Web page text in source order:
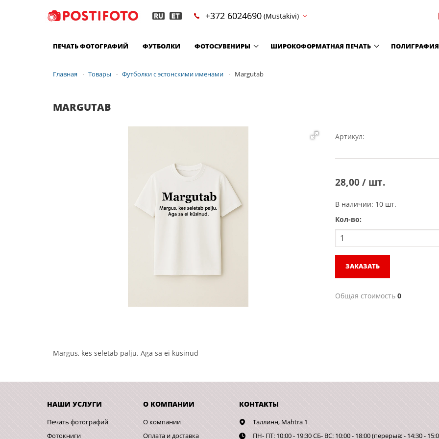
+372 6024690 (Mustakivi)
ПЕЧАТЬ ФОТОГРАФИЙ ФУТБОЛКИ ФОТОСУВЕНИРЫ ШИРОКОФОРМАТНАЯ ПЕЧАТЬ ПОЛИГРАФИЯ
Главная Товары Футболки с эстонскими именами Margutab
MARGUTAB
Артикул:
28,00 / шт.
В наличии: 10 шт.
Кол-во:
ЗАКАЗАТЬ
Общая стоимость 0
Margus, kes seletab palju. Aga sa ei küsinud
НАШИ УСЛУГИ
Печать фотографий
Фотокниги
О КОМПАНИИ
О компании
Оплата и доставка
КОНТАКТЫ
Таллинн, Mahtra 1
ПН- ПТ: 10:00 - 19:30 СБ- ВС: 10:00 - 18:00 (перерыв: - 14:30 -